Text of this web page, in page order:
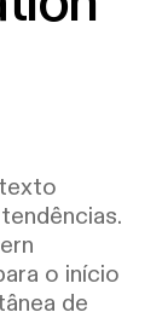
o início
de